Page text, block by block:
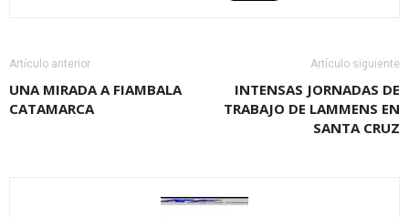
Artículo anterior
UNA MIRADA A FIAMBALA
CATAMARCA
Artículo siguiente
INTENSAS JORNADAS DE
TRABAJO DE LAMMENS EN
SANTA CRUZ